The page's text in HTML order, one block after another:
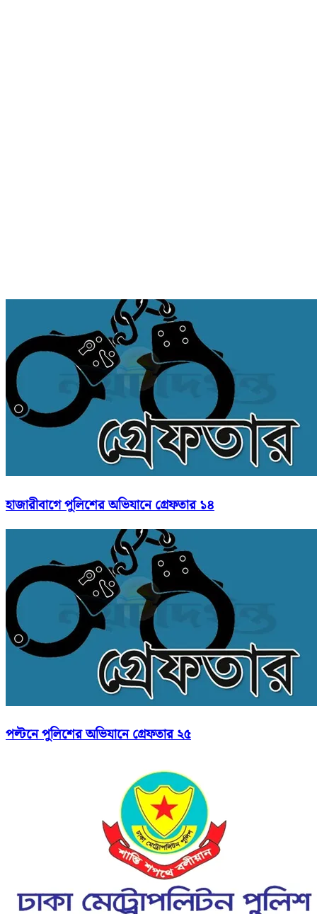
হাজারীবাগে পুলিশের অভিযানে গ্রেফতার ১৪
পল্টনে পুলিশের অভিযানে গ্রেফতার ২৫